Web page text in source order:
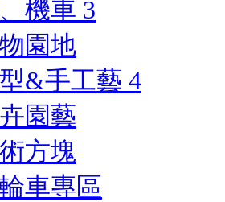
機車 3
園地
&手工藝 4
園藝
方塊
車專區